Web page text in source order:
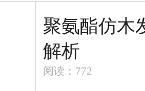
聚氨酯仿木
解析
阅读：772